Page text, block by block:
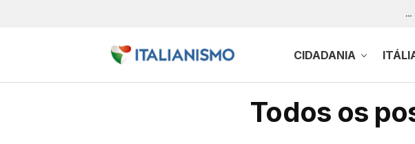
…
CIDADANIA
Todos os